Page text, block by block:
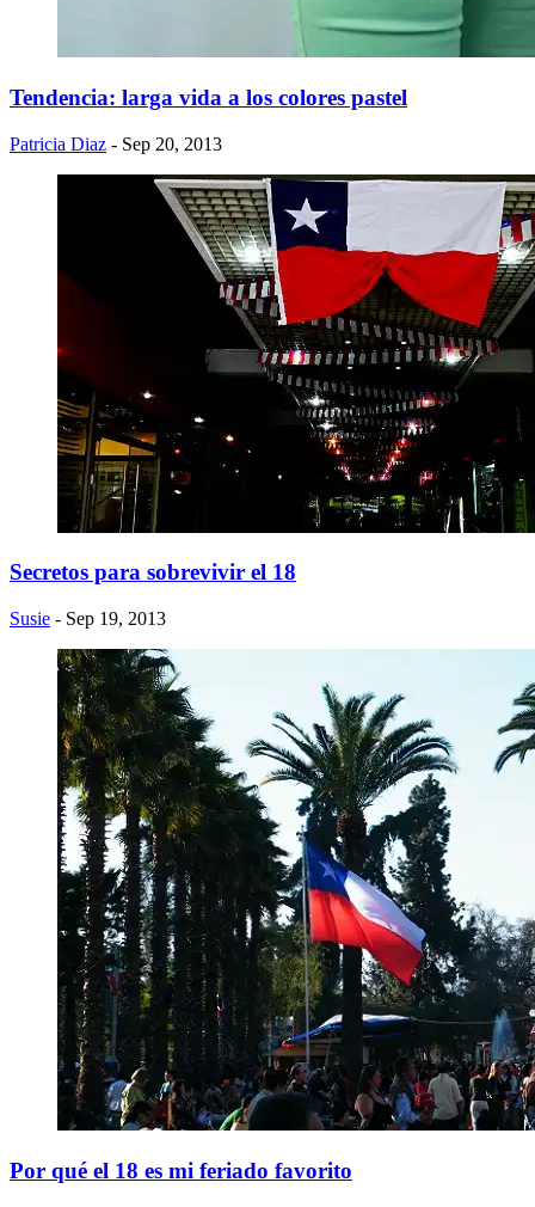
Tendencia: larga vida a los colores pastel
Patricia Diaz - Sep 20, 2013
Secretos para sobrevivir el 18
Susie - Sep 19, 2013
Por qué el 18 es mi feriado favorito